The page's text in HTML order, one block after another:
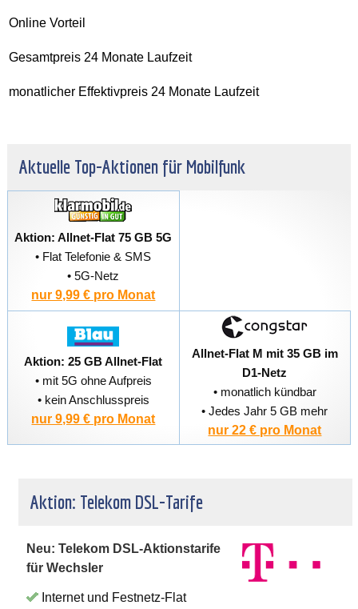
Online Vorteil
Gesamtpreis 24 Monate Laufzeit
monatlicher Effektivpreis 24 Monate Laufzeit
Aktuelle Top-Aktionen für Mobilfunk
Aktion: Allnet-Flat 75 GB 5G
• Flat Telefonie & SMS
• 5G-Netz
nur 9,99 € pro Monat
Aktion: 25 GB Allnet-Flat
• mit 5G ohne Aufpreis
• kein Anschlusspreis
nur 9,99 € pro Monat
Allnet-Flat M mit 35 GB im
D1-Netz
• monatlich kündbar
• Jedes Jahr 5 GB mehr
nur 22 € pro Monat
Aktion: Telekom DSL-Tarife
Neu: Telekom DSL-Aktionstarife
für Wechsler
Internet und Festnetz-Flat